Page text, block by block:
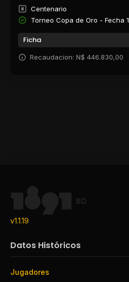
Centenario
Torneo Copa de Oro - Fecha 1
Ficha
Recaudacion: N$ 446.830,00
BD
v1.1.19
Datos Históricos
Jugadores